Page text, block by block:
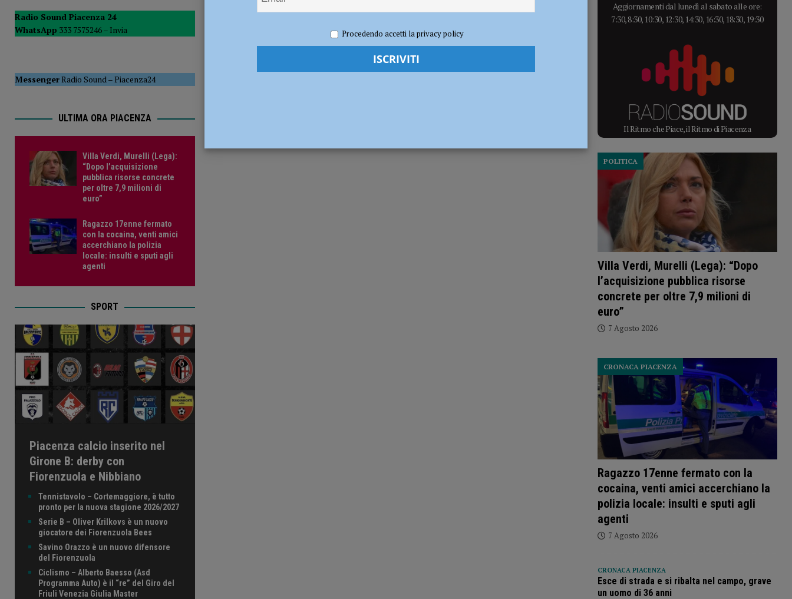
sindacali” ATTUALITÀ
[ 7 Agosto 2026 ] Villa Verdi, Murelli (Lega): “Dopo l’acquisizione pubblica risorse concrete per oltre 7,9 milioni di euro”
servizio a Piacenza da 19 anni. Al suo posto Andrea
Ultimo giorno di lavoro, domani 17 febbraio, per il direttore sanitario Ausl Guido Pedrazzini. Dopo 19
anni di attività a
Radio Sound Piacenza 24
WhatsApp 333 7575246 – Invia
MessengerRadio Sound–Piacenza24
ULTIMA ORA PIACENZA
Villa Verdi, Murelli (Lega):
“Dopo l’acquisizione
pubblica risorse concrete
per oltre 7,9 milioni di
euro”
Ragazzo 17enne fermato
con la cocaina, venti amici
accerchiano la polizia
locale: insulti e sputi agli
agenti
SPORT
Piacenza calcio inserito nel
Girone B: derby con
Fiorenzuola e Nibbiano
Tennistavolo – Cortemaggiore, è tutto
pronto per la nuova stagione 2026/2027
Serie B – Oliver Krilkovs è un nuovo
giocatore dei Fiorenzuola Bees
Savino Orazzo è un nuovo difensore
del Fiorenzuola
Ciclismo – Alberto Baesso (Asd
Programma Auto) è il “re” del Giro del
Friuli Venezia Giulia Master
Aggiornamenti dal lunedì al sabato alle ore:
7:30, 8:30, 10:30, 12:30, 14:30, 16:30, 18:30, 19:30
Il Ritmo che Piace, il Ritmo di Piacenza
Villa Verdi, Murelli (Lega): “Dopo
l’acquisizione pubblica risorse
concrete per oltre 7,9 milioni di
euro”
POLITICA
7 Agosto 2026
Ragazzo 17enne fermato con la
cocaina, venti amici accerchiano la
polizia locale: insulti e sputi agli
agenti
CRONACA PIACENZA
7 Agosto 2026
CRONACA PIACENZA
Esce di strada e si ribalta nel campo, grave
un uomo di 36 anni
Procedendo accetti la privacy policy